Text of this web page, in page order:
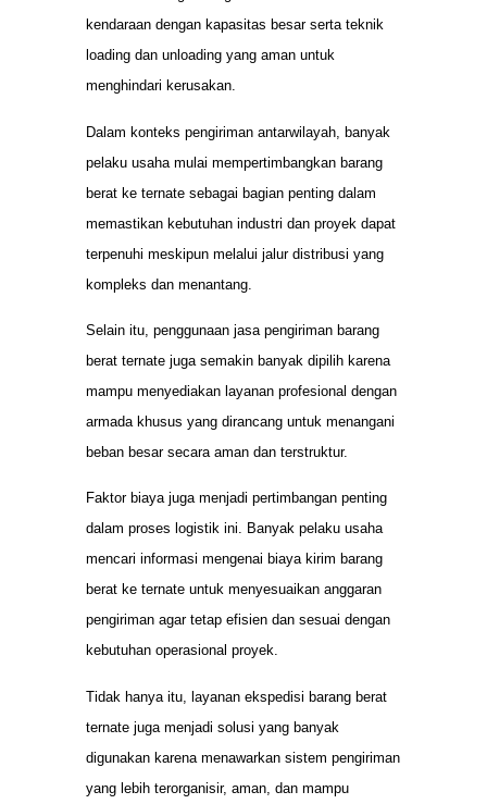
kendaraan dengan kapasitas besar serta teknik
loading dan unloading yang aman untuk
menghindari kerusakan.
Dalam konteks pengiriman antarwilayah, banyak
pelaku usaha mulai mempertimbangkan barang
berat ke ternate sebagai bagian penting dalam
memastikan kebutuhan industri dan proyek dapat
terpenuhi meskipun melalui jalur distribusi yang
kompleks dan menantang.
Selain itu, penggunaan jasa pengiriman barang
berat ternate juga semakin banyak dipilih karena
mampu menyediakan layanan profesional dengan
armada khusus yang dirancang untuk menangani
beban besar secara aman dan terstruktur.
Faktor biaya juga menjadi pertimbangan penting
dalam proses logistik ini. Banyak pelaku usaha
mencari informasi mengenai biaya kirim barang
berat ke ternate untuk menyesuaikan anggaran
pengiriman agar tetap efisien dan sesuai dengan
kebutuhan operasional proyek.
Tidak hanya itu, layanan ekspedisi barang berat
ternate juga menjadi solusi yang banyak
digunakan karena menawarkan sistem pengiriman
yang lebih terorganisir, aman, dan mampu